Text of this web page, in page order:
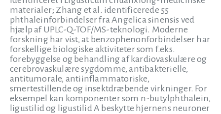
materialer; Zhang et al. identificerede 55
phthaleinforbindelser fra Angelica sinensis ved
hjælp af UPLC-Q-TOF/MS-teknologi. Moderne
forskning har vist, at benzophenonforbindelser har
forskellige biologiske aktiviteter som f.eks.
forebyggelse og behandling af kardiovaskulære og
cerebrovaskulære sygdomme, antibakterielle,
antitumorale, antiinflammatoriske,
smertestillende og insektdræbende virkninger. For
eksempel kan komponenter som n-butylphthalein,
ligustilid og ligustilid A beskytte hjernens neuroner